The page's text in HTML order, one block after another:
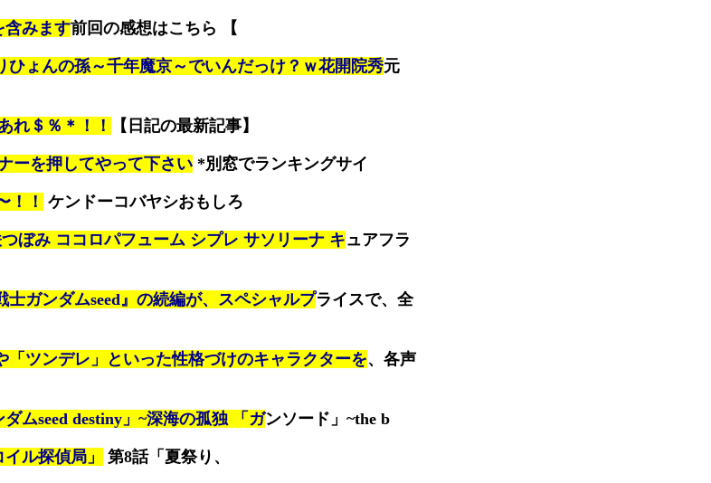
含みます前回の感想はこちら 【
ひょんの孫～千年魔京～でいんだっけ？ｗ花開院秀元
れ＄％＊！！ 【日記の最新記事】
ーを押してやって下さい *別窓でランキングサイ
！！ ケンドーコバヤシおもしろ
ぼみ ココロパフューム シプレ サソリーナ キュアフラ
士ガンダムseed』の続編が、スペシャルプライスで、全
「ツンデレ」といった性格づけのキャラクターを、各声
ダムseed destiny」~深海の孤独 「ガンソード」~the b
イル探偵局」 第8話「夏祭り、